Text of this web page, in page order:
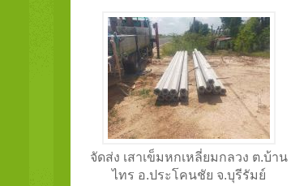
จัดส่ง เสาเข็มหกเหลี่ยมกลวง ต.บ้าน
ไทร อ.ประโคนชัย จ.บุรีรัมย์